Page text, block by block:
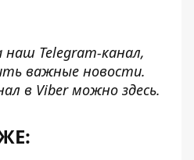
наш Telegram-канал,
важные новости.
в Viber можно здесь.